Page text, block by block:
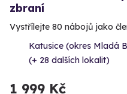
zbraní
Vystřílejte 80 nábojů jako
Katusice (okres Mladá
(+ 28 dalších lokalit)
1 999 Kč